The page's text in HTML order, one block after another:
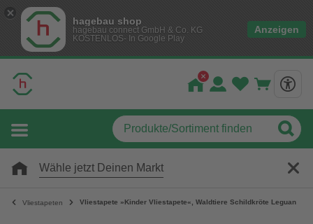
hagebau shop
hagebau connect GmbH & Co. KG
KOSTENLOS- In Google Play
Anzeigen
Wähle jetzt Deinen Markt
Vliestapeten Vliestapete »Kinder Vliestapete«, Waldtiere Schildkröte Leguan,